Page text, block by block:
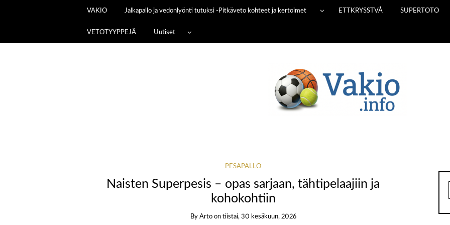
VAKIO Jalkapallo ja vedonlyönti tutuksi -Pitkäveto kohteet ja kertoimet ETTKRYSSTVÅ SUPERTOTO
VETOTYYPPEJÄ Uutiset
PESÄPALLO
Naisten Superpesis – opas sarjaan, tähtipelaajiin ja
kohokohtiin
By Arto on tiistai, 30 kesäkuun, 2026